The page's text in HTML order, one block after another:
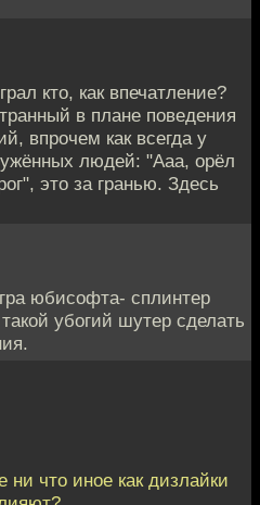
кто, как впечатление?
в плане поведения
впрочем как всегда у
людей: "Ааа, орёл
это за гранью. Здесь
юбисофта- сплинтер
убогий шутер сделать
что иное как дизлайки